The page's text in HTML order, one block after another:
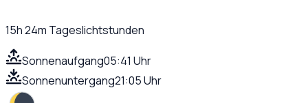
15h 24m Tageslichtstunden
Sonnenaufgang05:41 Uhr
Sonnenuntergang21:05 Uhr